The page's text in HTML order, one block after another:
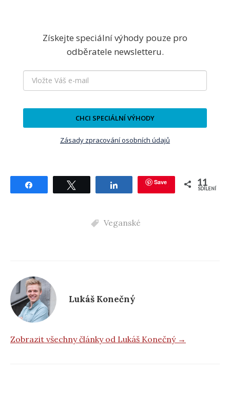
Získejte speciální výhody pouze pro
odběratele newsletteru.
CHCI SPECIÁLNÍ VÝHODY
Zásady zpracování osobních údajů
Tweetnout Save 11
SDÍLENÍ
Veganské
Lukáš Konečný
Zobrazit všechny články od Lukáš Konečný →